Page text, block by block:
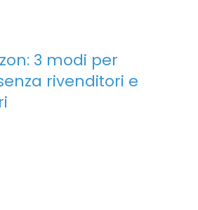
3 modi per
rivenditori e